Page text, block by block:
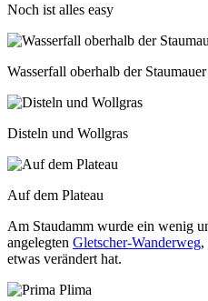
Noch ist alles easy
Wasserfall oberhalb der Staumauer
Disteln und Wollgras
Auf dem Plateau
Am Staudamm wurde ein wenig
angelegten Gletscher-Wanderweg,
etwas verändert hat.